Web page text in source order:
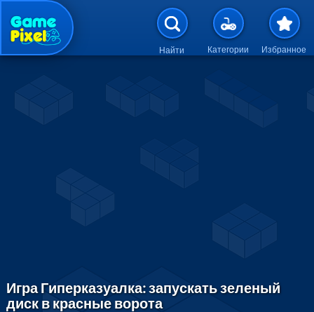
Перейти к основному
Найти Категории Избранное
Игра Гиперказуалка: запускать зеленый
диск в красные ворота